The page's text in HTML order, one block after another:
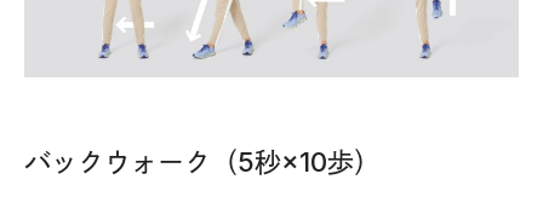
バックウォーク（5秒×10歩）